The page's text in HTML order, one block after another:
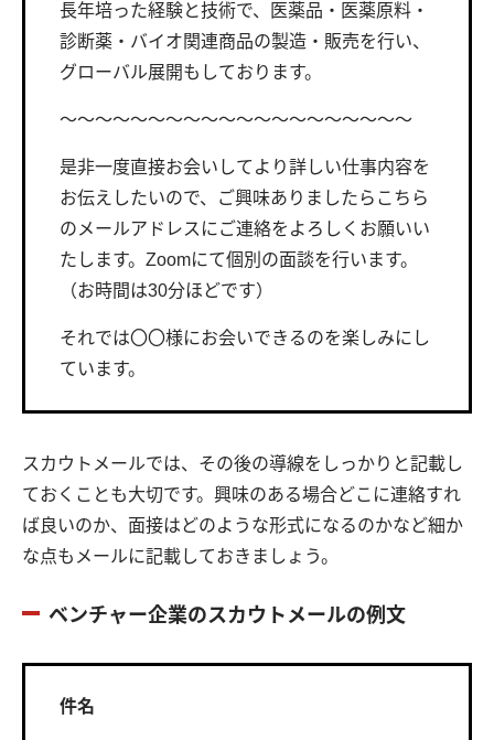
長年培った経験と技術で、医薬品・医薬原料・
診断薬・バイオ関連商品の製造・販売を行い、
グローバル展開もしております。
〜〜〜〜〜〜〜〜〜〜〜〜〜〜〜〜〜〜〜〜
是非一度直接お会いしてより詳しい仕事内容を
お伝えしたいので、ご興味ありましたらこちら
のメールアドレスにご連絡をよろしくお願いい
たします。Zoomにて個別の面談を行います。
（お時間は30分ほどです）
それでは〇〇様にお会いできるのを楽しみにし
ています。
スカウトメールでは、その後の導線をしっかりと記載し
ておくことも大切です。興味のある場合どこに連絡すれ
ば良いのか、面接はどのような形式になるのかなど細か
な点もメールに記載しておきましょう。
ベンチャー企業のスカウトメールの例文
件名